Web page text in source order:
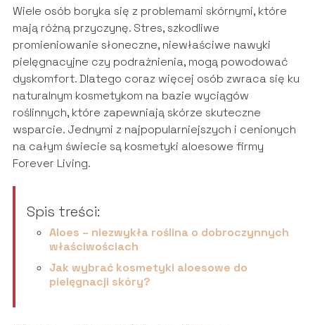
Wiele osób boryka się z problemami skórnymi, które
mają różną przyczynę. Stres, szkodliwe
promieniowanie słoneczne, niewłaściwe nawyki
pielęgnacyjne czy podrażnienia, mogą powodować
dyskomfort. Dlatego coraz więcej osób zwraca się ku
naturalnym kosmetykom na bazie wyciągów
roślinnych, które zapewniają skórze skuteczne
wsparcie. Jednymi z najpopularniejszych i cenionych
na całym świecie są kosmetyki aloesowe firmy
Forever Living.
Spis treści:
Aloes – niezwykła roślina o dobroczynnych
właściwościach
Jak wybrać kosmetyki aloesowe do
pielęgnacji skóry?